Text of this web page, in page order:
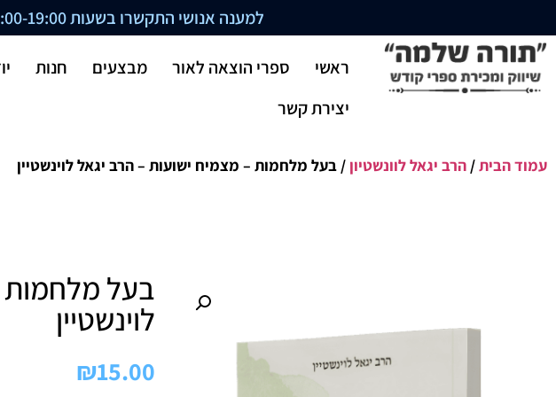
למענה אנושי התקשרו בשעות 09:00-19:00 לטלפון
ראשי ספרי הוצאה לאור מבצעים חנות
יצירת קשר
עמוד הבית/ הרב יגאל לוונשטיון / בעל מלחמות – מצמיח ישועות – הרב יגאל לוינשטיין
בעל מלחמות
לוינשטיין
₪15.00